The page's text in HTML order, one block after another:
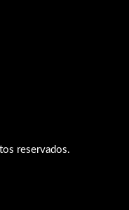
reservados.